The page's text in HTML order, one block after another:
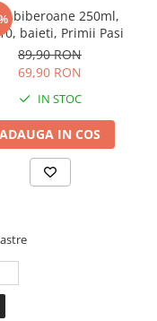
6 biberoane 250ml,
baieti, Primii Pasi
89,90 RON
69,90 RON
IN STOC
ADAUGA IN COS